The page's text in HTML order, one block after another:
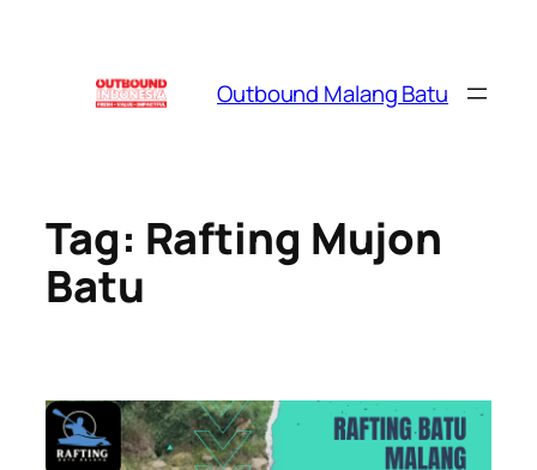
Outbound Malang Batu
Tag: Rafting Mujon
Batu